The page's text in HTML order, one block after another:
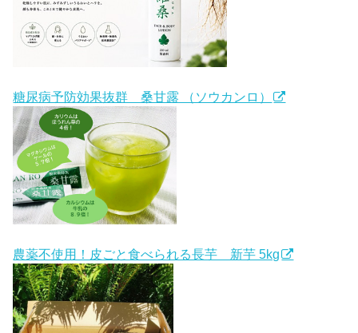
糖尿病予防効果抜群 桑甘露 （ソウカンロ）
農薬不使用！皮ごと食べられる長芋 新芋 5kg